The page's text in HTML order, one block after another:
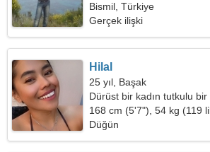
var
Bismil, Türkiye
Gerçek ilişki
Hilal
25 yıl, Başak
Dürüst bir kadın tutkulu bir
168 cm (5'7"), 54 kg (119
Düğün